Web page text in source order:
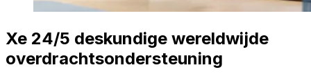
Xe 24/5 deskundige wereldwijde
overdrachtsondersteuning